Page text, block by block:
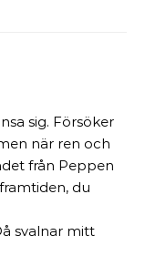
sig. Försöker
när ren och
från Peppen
du
svalnar mitt